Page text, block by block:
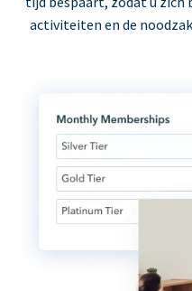
activiteiten en de